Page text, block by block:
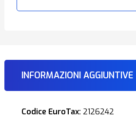
INFORMAZIONI AGGIUNTIVE
Codice EuroTax: 2126242